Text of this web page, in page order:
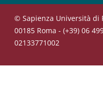
© Sapienza Università di
00185 Roma - (+39) 06
02133771002